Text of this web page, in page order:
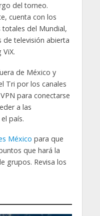
del torneo.
cuenta con los
del Mundial,
de televisión abierta
de México y
Tri por los canales
para conectarse
a las
país.
México para que
que hará la
grupos. Revisa los